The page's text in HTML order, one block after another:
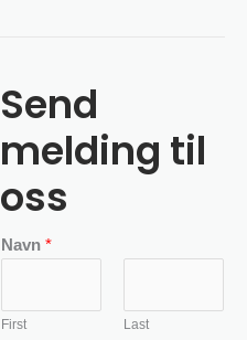
Send
melding til
oss
Navn *
First Last